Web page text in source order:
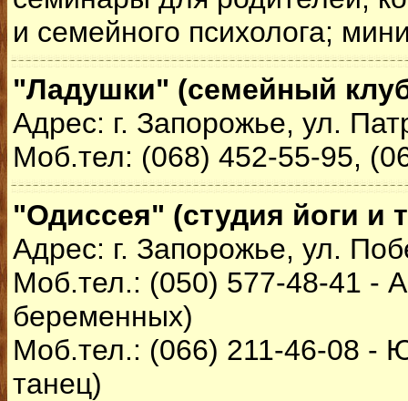
и семейного психолога;
"Ладушки" (семейный
Адрес: г. Запорожье, ул.
Моб.тел: (068) 452-55-95,
"Одиссея" (студия йоги и
Адрес: г. Запорожье, ул.
Моб.тел.: (050) 577-48-41 -
беременных)
Моб.тел.: (066) 211-46-08 -
танец)